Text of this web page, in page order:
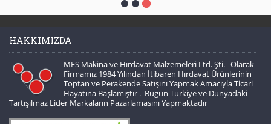
HAKKIMIZDA
MES Makina ve Hırdavat Malzemeleri Ltd. Şti. Olarak
Firmamız 1984 Yılından İtibaren Hırdavat Ürünlerinin
Toptan ve Perakende Satışını Yapmak Amacıyla Ticari
Hayatına Başlamıştır . Bugün Türkiye ve Dünyadaki
Tartışılmaz Lider Markaların Pazarlamasını Yapmaktadır